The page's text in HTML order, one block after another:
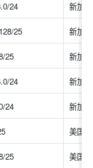
24 新加坡
25 新加坡
25 新加坡
24 新加坡
24 新加坡
美国
25 美国